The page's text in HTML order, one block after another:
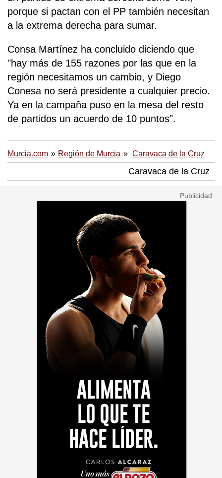
porque si pactan con el PP también necesitan
a la extrema derecha para sumar.
Consa Martínez ha concluido diciendo que
"hay más de 155 razones por las que en la
región necesitamos un cambio, y Diego
Conesa no será presidente a cualquier precio.
Ya en la campaña puso en la mesa del resto
de partidos un acuerdo de 10 puntos".
Murcia.com Región de Murcia Caravaca de la Cruz
Caravaca de la Cruz